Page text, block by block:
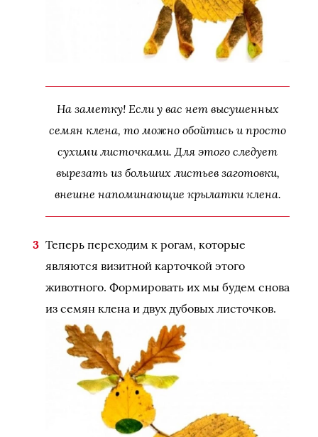
На заметку! Если у вас нет высушенных
семян клена, то можно обойтись и просто
сухими листочками. Для этого следует
вырезать из больших листьев заготовки,
внешне напоминающие крылатки клена.
Теперь переходим к рогам, которые
являются визитной карточкой этого
животного. Формировать их мы будем снова
из семян клена и двух дубовых листочков.